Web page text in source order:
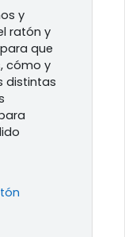
y
ratón y
que
cómo y
distintas